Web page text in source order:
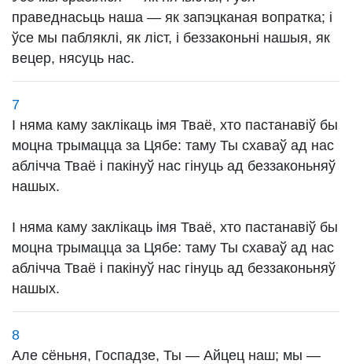
праведнасьць наша — як запэцканая вопратка; і
ўсе мы пабляклі, як ліст, і беззаконьні нашыя, як
вецер, нясуць нас.
7
І няма каму заклікаць імя Тваё, хто пастанавіў бы
моцна трымацца за Цябе: таму Ты схаваў ад нас
аблічча Тваё і пакінуў нас гінуць ад беззаконьняў
нашых.
І няма каму заклікаць імя Тваё, хто пастанавіў бы
моцна трымацца за Цябе: таму Ты схаваў ад нас
аблічча Тваё і пакінуў нас гінуць ад беззаконьняў
нашых.
8
Але сёньня, Госпадзе, Ты — Айцец наш; мы —